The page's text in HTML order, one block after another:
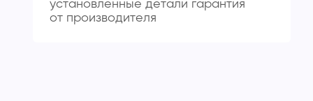
установленные детали гарантия
от производителя